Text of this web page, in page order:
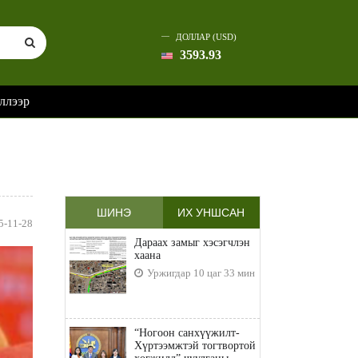
ДОЛЛАР (USD)
3593.93
11-28
ШИНЭ ИХ УНШСАН
Дараах замыг хэсэгчлэн
хаана
Уржигдар 10 цаг 33 мин
“Ногоон санхүүжилт-
Хүртээмжтэй тогтвортой